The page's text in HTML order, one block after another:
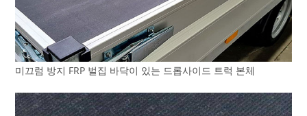
미끄럼 방지 FRP 벌집 바닥이 있는 드롭사이드 트럭 본체